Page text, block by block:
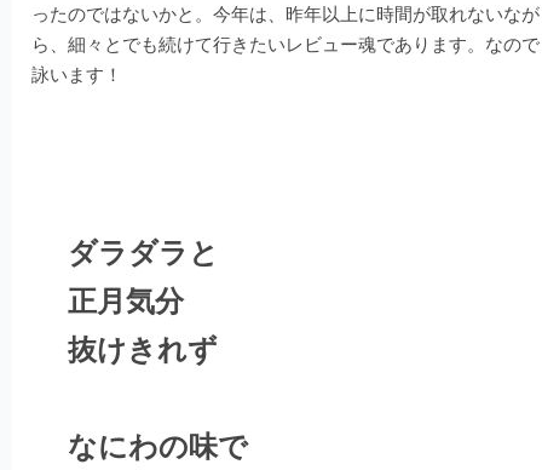
ったのではないかと。今年は、昨年以上に時間が取れないなが
ら、細々とでも続けて行きたいレビュー魂であります。なので
詠います！
ダラダラと
正月気分
抜けきれず
なにわの味で